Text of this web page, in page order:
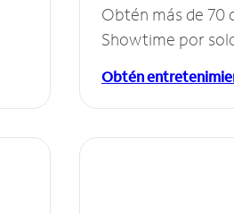
Obtén más de 70
Showtime por
Obtén